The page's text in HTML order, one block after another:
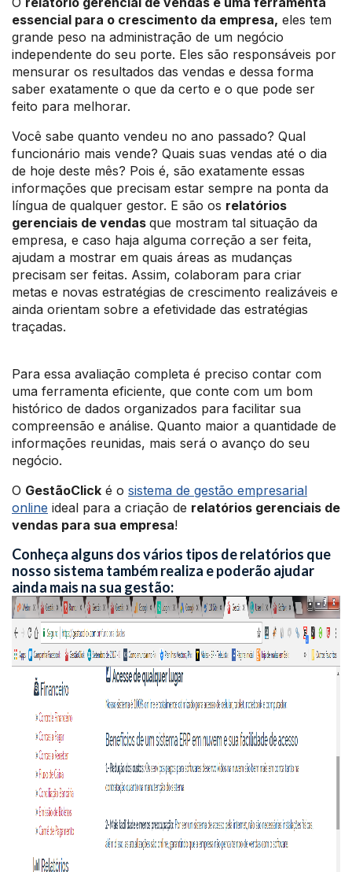
essencial para o crescimento da empresa, eles tem
grande peso na administração de um negócio
independente do seu porte. Eles são responsáveis por
mensurar os resultados das vendas e dessa forma
saber exatamente o que da certo e o que pode ser
feito para melhorar.
Você sabe quanto vendeu no ano passado? Qual
funcionário mais vende? Quais suas vendas até o dia
de hoje deste mês? Pois é, são exatamente essas
informações que precisam estar sempre na ponta da
língua de qualquer gestor. E são os relatórios
gerenciais de vendas que mostram tal situação da
empresa, e caso haja alguma correção a ser feita,
ajudam a mostrar em quais áreas as mudanças
precisam ser feitas. Assim, colaboram para criar
metas e novas estratégias de crescimento realizáveis e
ainda orientam sobre a efetividade das estratégias
traçadas.
Para essa avaliação completa é preciso contar com
uma ferramenta eficiente, que conte com um bom
histórico de dados organizados para facilitar sua
compreensão e análise. Quanto maior a quantidade de
informações reunidas, mais será o avanço do seu
negócio.
O GestãoClick é o sistema de gestão empresarial
online ideal para a criação de relatórios gerenciais de
vendas para sua empresa!
Conheça alguns dos vários tipos de relatórios que
nosso sistema também realiza e poderão ajudar
ainda mais na sua gestão: